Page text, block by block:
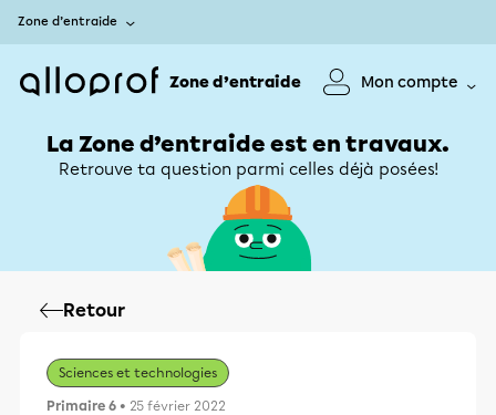
Zone d’entraide
Zone d’entraide Mon compte
La Zone d’entraide est en travaux.
Retrouve ta question parmi celles déjà posées!
Retour
Sciences et technologies
Primaire 6 • 25 février 2022